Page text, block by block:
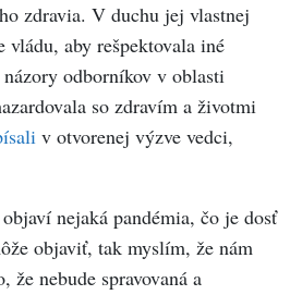
zdravia. V duchu jej vlastnej
vládu, aby rešpektovala iné
odborníkov v oblasti
so zdravím a životmi
v otvorenej výzve vedci,
nejaká pandémia, čo je dosť
objaviť, tak myslím, že nám
nebude spravovaná a